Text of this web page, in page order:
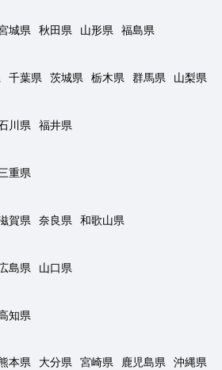
城県 秋田県 山形県
福島県
千葉県 茨城県 栃木県 群馬県
山梨県
川県
福井県
重県
賀県 奈良県
和歌山県
島県
山口県
知県
本県 大分県 宮崎県 鹿児島県 沖縄県